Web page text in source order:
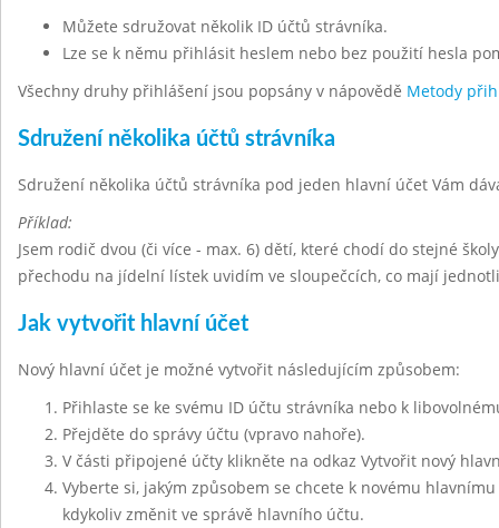
Můžete sdružovat několik ID účtů strávníka.
Lze se k němu přihlásit heslem nebo bez použití hesla
Všechny druhy přihlášení jsou popsány v nápovědě Metody
Sdružení několika účtů strávníka
Sdružení několika účtů strávníka pod jeden hlavní účet Vám
Příklad:
Jsem rodič dvou (či více - max. 6) dětí, které chodí do stejné
přechodu na jídelní lístek uvidím ve sloupečcích, co mají
Jak vytvořit hlavní účet
Nový hlavní účet je možné vytvořit následujícím způsobem:
Přihlaste se ke svému ID účtu strávníka nebo k
Přejděte do správy účtu (vpravo nahoře).
V části připojené účty klikněte na odkaz Vytvořit nový
Vyberte si, jakým způsobem se chcete k novému
kdykoliv změnit ve správě hlavního účtu.